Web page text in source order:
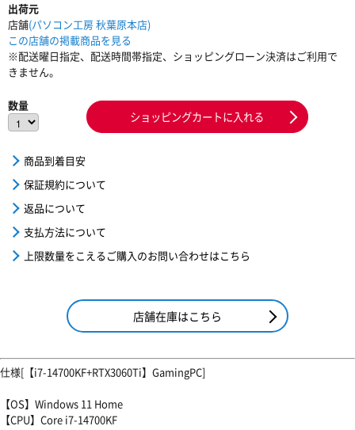
出荷元
店舗(パソコン工房 秋葉原本店)
この店舗の掲載商品を見る
※配送曜日指定、配送時間帯指定、ショッピングローン決済はご利用で
きません。
数量
ショッピングカートに入れる
商品到着目安
保証規約について
返品について
支払方法について
上限数量をこえるご購入のお問い合わせはこちら
店舗在庫はこちら
仕様[【i7-14700KF+RTX3060Ti】GamingPC]
【OS】Windows 11 Home
【CPU】Core i7-14700KF